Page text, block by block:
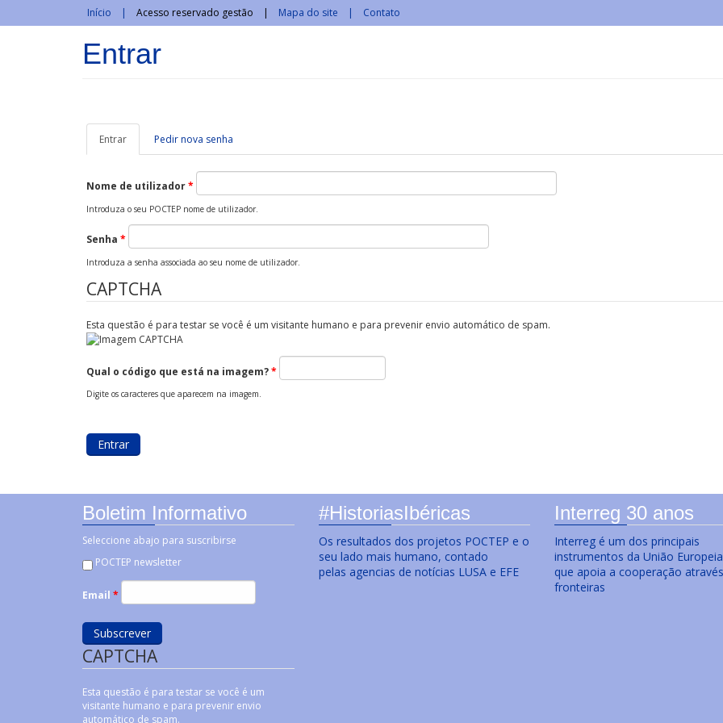
Passar para o conteúdo principal
Início Acesso reservado gestão Mapa do site Contato
Entrar
Entrar (separador
ativo)
Pedir nova senha
Nome de utilizador*
Introduza o seu POCTEP nome de utilizador.
Senha *
Introduza a senha associada ao seu nome de utilizador.
CAPTCHA
Esta questão é para testar se você é um visitante humano e para prevenir envio automático de spam.
Qual o código que está na imagem?*
Digite os caracteres que aparecem na imagem.
Boletim Informativo
Seleccione abajo para suscribirse
POCTEP newsletter
Email *
CAPTCHA
Esta questão é para testar se você é um
visitante humano e para prevenir envio
automático de spam.
#HistoriasIbéricas
Os resultados dos projetos POCTEP e o
seu lado mais humano, contado
pelas agencias de notícias LUSA e EFE
Interreg 30 anos
Interreg é um dos principais
instrumentos da União
que apoia a cooperação
fronteiras